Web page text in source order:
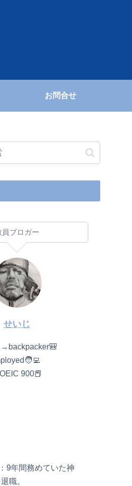
お問合せ
員ブロガー
せいじ
900📕
9年間務めていた神
職。